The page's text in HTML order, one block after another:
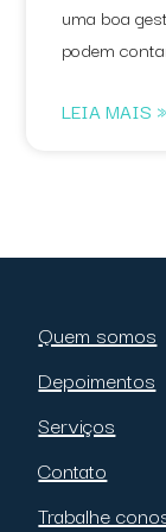
uma boa
podem
LEIA MAIS »
Quem somos
Depoimentos
Serviços
Contato
Trabalhe